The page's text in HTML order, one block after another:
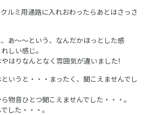
ルミ用通路に入れおわったらあとはさっさ
あ～～という、なんだかほっとした感
しい感じ。
はりなんとなく雰囲気が違いました!
いうと・・・まったく、聞こえませんでし
物音ひとつ聞こえませんでした・・・。
した・・・。